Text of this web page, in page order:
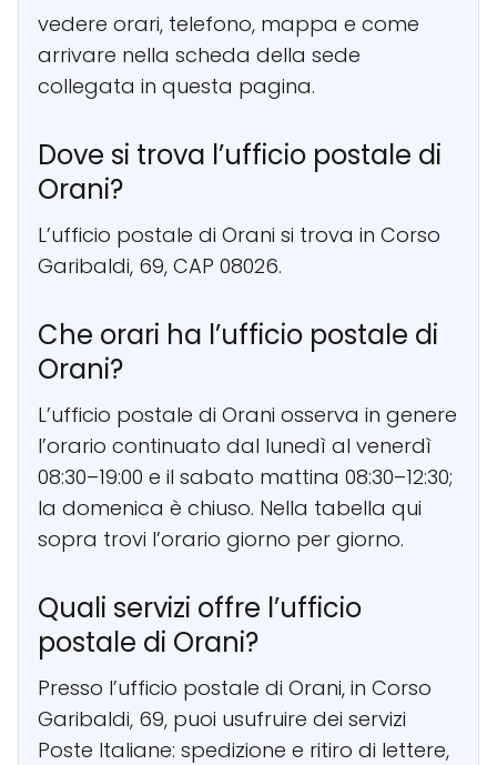
vedere orari, telefono, mappa e come
arrivare nella scheda della sede
collegata in questa pagina.
Dove si trova l’ufficio postale di
Orani?
L’ufficio postale di Orani si trova in Corso
Garibaldi, 69, CAP 08026.
Che orari ha l’ufficio postale di
Orani?
L’ufficio postale di Orani osserva in genere
l’orario continuato dal lunedì al venerdì
08:30–19:00 e il sabato mattina 08:30–12:30;
la domenica è chiuso. Nella tabella qui
sopra trovi l’orario giorno per giorno.
Quali servizi offre l’ufficio
postale di Orani?
Presso l’ufficio postale di Orani, in Corso
Garibaldi, 69, puoi usufruire dei servizi
Poste Italiane: spedizione e ritiro di lettere,